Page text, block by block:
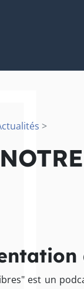
>
est un